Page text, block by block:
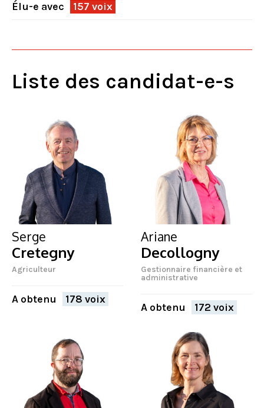
Élu-e avec 157 voix
Liste des candidat-e-s
Serge
Cretegny
Agriculteur
A obtenu 178 voix
Ariane
Decollogny
Gestionnaire financière et
administrative
A obtenu 172 voix